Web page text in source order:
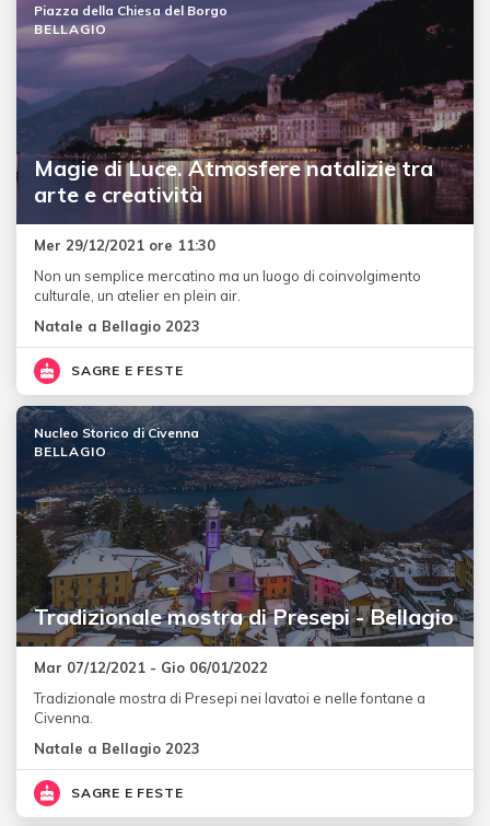
Magie di Luce. Atmosfere natalizie tra
arte e creatività
Piazza della Chiesa del Borgo
BELLAGIO
Mer 29/12/2021 ore 11:30
Non un semplice mercatino ma un luogo di coinvolgimento
culturale, un atelier en plein air.
Natale a Bellagio 2023
SAGRE E FESTE
Tradizionale mostra di Presepi - Bellagio
Nucleo Storico di Civenna
BELLAGIO
Mar 07/12/2021 - Gio 06/01/2022
Tradizionale mostra di Presepi nei lavatoi e nelle fontane a
Civenna.
Natale a Bellagio 2023
SAGRE E FESTE